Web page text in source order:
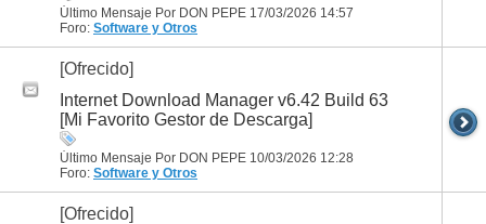
Último Mensaje Por DON PEPE 17/03/2026 14:57
Foro: Software y Otros
[Ofrecido]
Internet Download Manager v6.42 Build 63
[Mi Favorito Gestor de Descarga]
Último Mensaje Por DON PEPE 10/03/2026 12:28
Foro: Software y Otros
[Ofrecido]